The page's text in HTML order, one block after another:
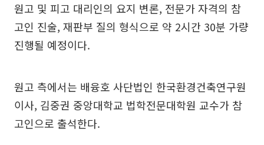
원고 및 피고 대리인의 요지 변론, 전문가 자격의 참
고인 진술, 재판부 질의 형식으로 약 2시간 30분 가량
진행될 예정이다.
원고 측에서는 배융호 사단법인 한국환경건축연구원
이사, 김중권 중앙대학교 법학전문대학원 교수가 참
고인으로 출석한다.